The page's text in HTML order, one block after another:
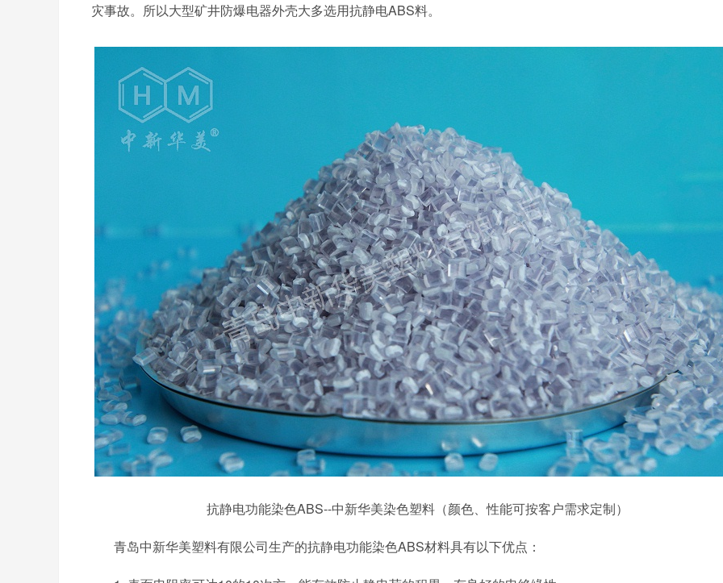
灾事故。所以大型矿井防爆电器外壳大多选用抗静电ABS料。
抗静电功能染色ABS--中新华美染色塑料（颜色、性能可按客户需求定制）
青岛中新华美塑料有限公司生产的抗静电功能染色ABS材料具有以下优点：